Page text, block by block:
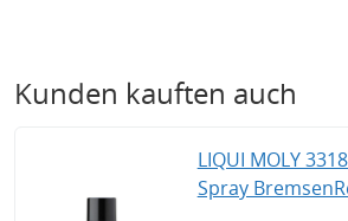
Kunden kauften auch
LIQUI MOLY
Spray